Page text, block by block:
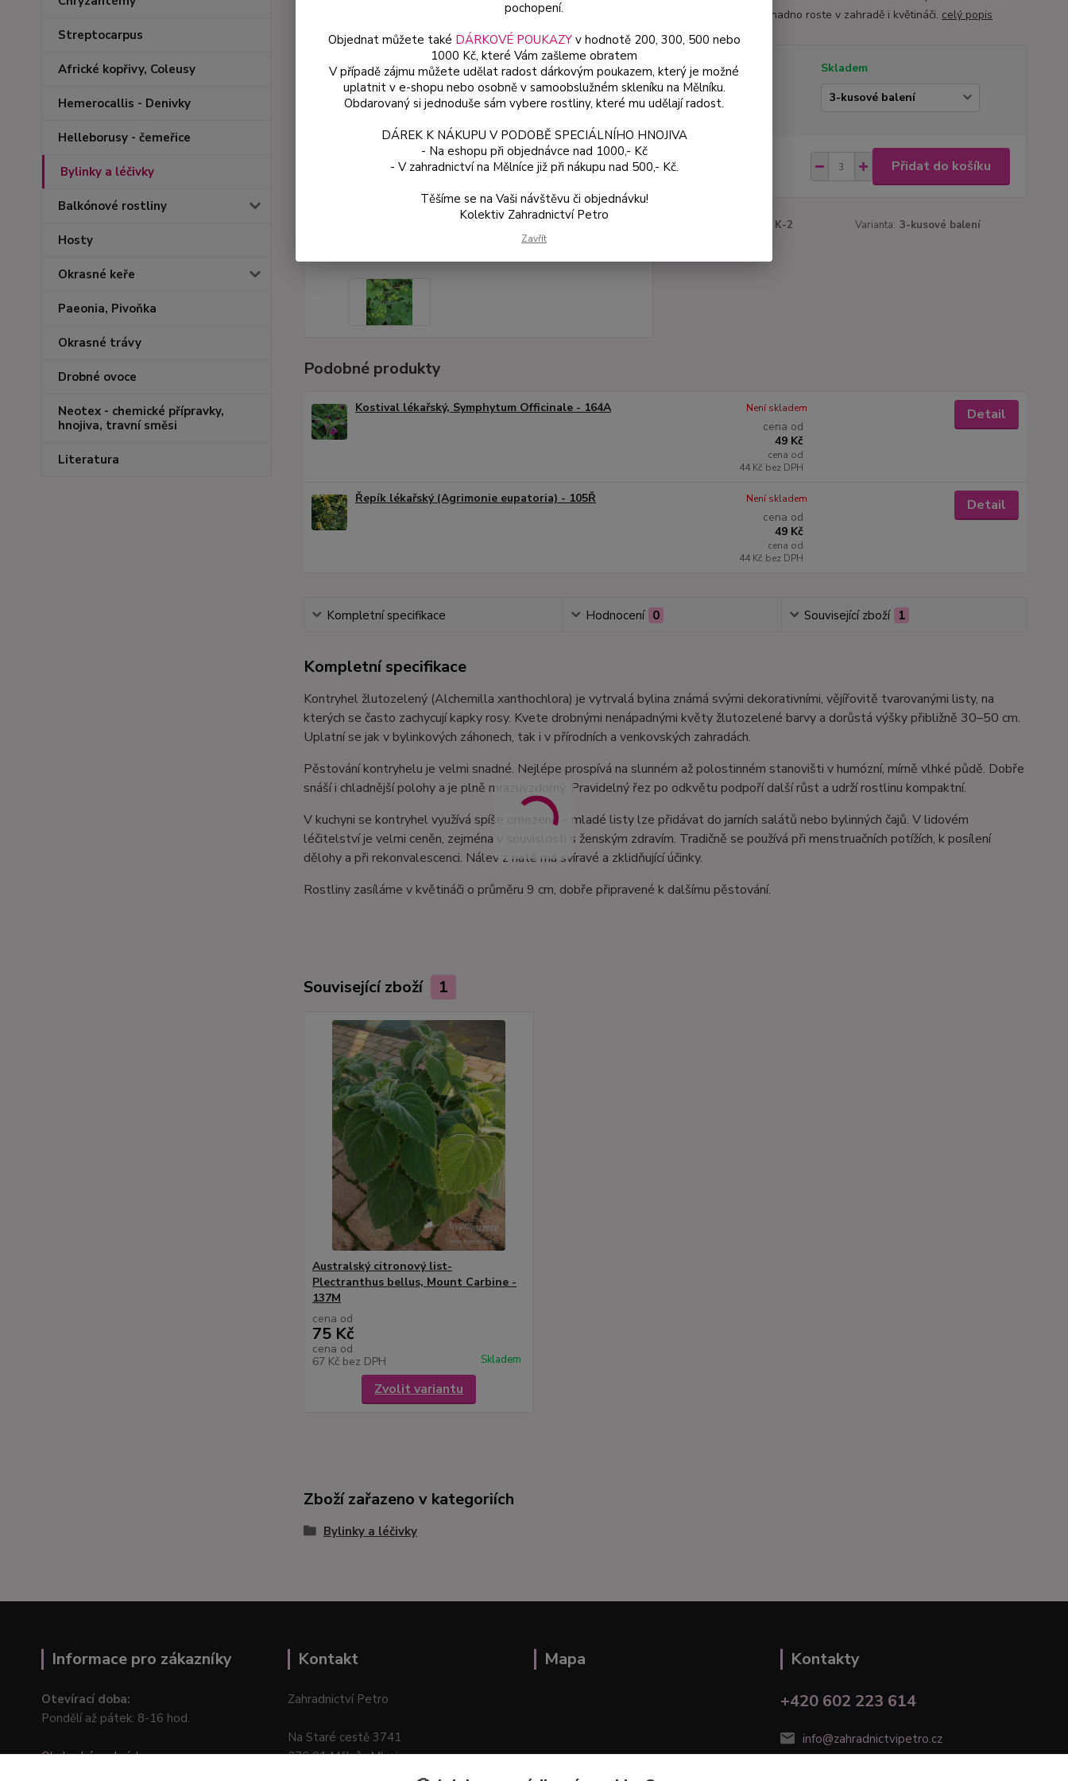
Streptocarpus
Africké kopřivy, Coleusy
Hemerocallis - Denivky
Helleborusy - čemeřice
Bylinky a léčivky
Balkónové rostliny
Hosty
Okrasné keře
Paeonia, Pivoňka
Okrasné trávy
Drobné ovoce
Neotex - chemické přípravky,
hnojiva, travní směsi
Literatura
stahující účinky a snadno roste v zahradě i květináči. celý popis
Dostupnost
Skladem
Varianta
Přidat do košíku
164 K-2 Varianta: 3-kusové balení
Podobné produkty
Kostival lékařský, Symphytum Officinale - 164A
cena od
49 Kč
cena od
44 Kč bez DPH
Není skladem Detail
Řepík lékařský (Agrimonie eupatoria) - 105Ř
cena od
49 Kč
cena od
44 Kč bez DPH
Není skladem Detail
Kompletní specifikace Hodnocení 0 Související zboží 1
Kompletní specifikace
Kontryhel žlutozelený (Alchemilla xanthochlora) je vytrvalá bylina známá svými dekorativními, vějířovitě tvarovanými listy, na
kterých se často zachycují kapky rosy. Kvete drobnými nenápadnými květy žlutozelené barvy a dorůstá výšky přibližně 30–50 cm.
Uplatní se jak v bylinkových záhonech, tak i v přírodních a venkovských zahradách.
Pěstování kontryhelu je velmi snadné. Nejlépe prospívá na slunném až polostinném stanovišti v humózní, mírně vlhké půdě. Dobře
snáší i chladnější polohy a je plně mrazuvzdorný. Pravidelný řez po odkvětu podpoří další růst a udrží rostlinu kompaktní.
V kuchyni se kontryhel využívá spíše omezeně – mladé listy lze přidávat do jarních salátů nebo bylinných čajů. V lidovém
léčitelství je velmi ceněn, zejména v souvislosti s ženským zdravím. Tradičně se používá při menstruačních potížích, k posílení
dělohy a při rekonvalescenci. Nálev z natě má svíravé a zklidňující účinky.
Rostliny zasíláme v květináči o průměru 9 cm, dobře připravené k dalšímu pěstování.
Související zboží 1
Australský citronový list-
Plectranthus bellus, Mount Carbine -
137M
cena od
75 Kč
cena od
67 Kč bez DPH Skladem
Zvolit variantu
Zboží zařazeno v kategoriích
Bylinky a léčivky
Informace pro zákazníky
Otevírací doba:
Pondělí až pátek: 8-16 hod.
Obchodní podmínky
Kontakt
Zahradnictví Petro
Na Staré cestě 3741
276 01 Mělník–Mlazice
Mapa
Kontakty
+420 602 223 614
info@zahradnictvipetro.cz
pochopení.
Objednat můžete také DÁRKOVÉ POUKAZYv hodnotě 200, 300, 500 nebo
1000 Kč, které Vám zašleme obratem
V případě zájmu můžete udělat radost dárkovým poukazem, který je možné
uplatnit v e-shopu nebo osobně v samoobslužném skleníku na Mělníku.
Obdarovaný si jednoduše sám vybere rostliny, které mu udělají radost.
DÁREK K NÁKUPU V PODOBĚ SPECIÁLNÍHO HNOJIVA
- Na eshopu při objednávce nad 1000,- Kč
- V zahradnictví na Mělníce již při nákupu nad 500,- Kč.
Těšíme se na Vaši návštěvu či objednávku!
Kolektiv Zahradnictví Petro
Zavřít